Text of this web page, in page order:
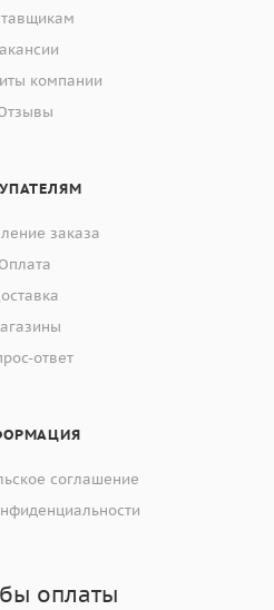
компании
заказа
Оплата
ответ
соглашение
оплаты